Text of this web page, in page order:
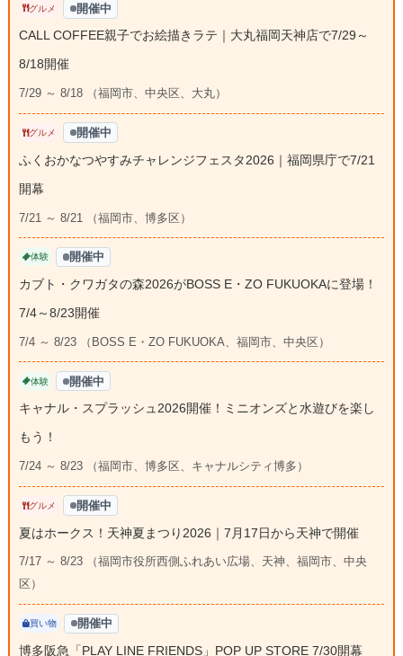
グルメ 開催中
CALL COFFEE親子でお絵描きラテ｜大丸福岡天神店で7/29～
8/18開催
7/29 ～ 8/18 （福岡市、中央区、大丸）
グルメ 開催中
ふくおかなつやすみチャレンジフェスタ2026｜福岡県庁で7/21
開幕
7/21 ～ 8/21 （福岡市、博多区）
体験 開催中
カブト・クワガタの森2026がBOSS E・ZO FUKUOKAに登場！
7/4～8/23開催
7/4 ～ 8/23 （BOSS E・ZO FUKUOKA、福岡市、中央区）
体験 開催中
キャナル・スプラッシュ2026開催！ミニオンズと水遊びを楽し
もう！
7/24 ～ 8/23 （福岡市、博多区、キャナルシティ博多）
グルメ 開催中
夏はホークス！天神夏まつり2026｜7月17日から天神で開催
7/17 ～ 8/23 （福岡市役所西側ふれあい広場、天神、福岡市、中央
区）
買い物 開催中
博多阪急「PLAY LINE FRIENDS」POP UP STORE 7/30開幕